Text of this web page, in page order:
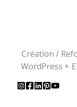
Création /
WordPress +